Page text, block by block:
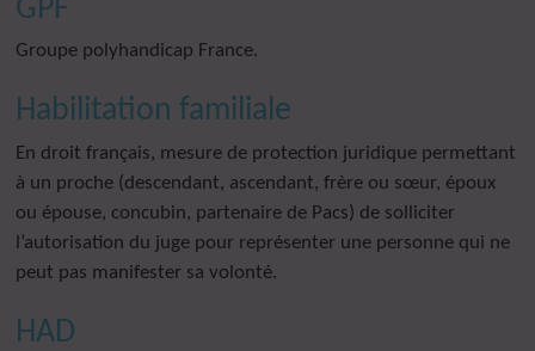
GPF
Groupe polyhandicap France.
Habilitation familiale
En droit français, mesure de protection juridique permettant
à un proche (descendant, ascendant, frère ou sœur, époux
ou épouse, concubin, partenaire de Pacs) de solliciter
l’autorisation du juge pour représenter une personne qui ne
peut pas manifester sa volonté.
HAD